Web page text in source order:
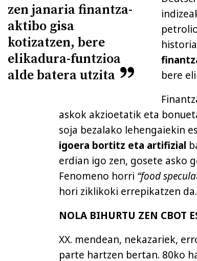
zen janaria finantza-
aktibo gisa
kotizatzen, bere
elikadura-funtzioa
alde batera utzita
bere
askok akzioetatik eta
soja bezalako lehengaiekin
igoera bortitz eta artifizial
erdian igo zen, gosete asko
Fenomeno horri “food
hori ziklikoki errepikatzen da.
NOLA BIHURTU ZEN CBOT
XX. mendean, nekazariek,
parte hartzen bertan. 80ko